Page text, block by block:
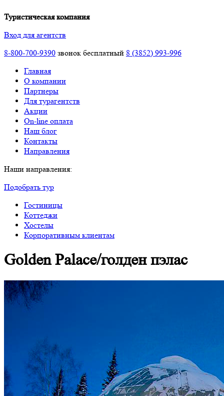
Туристическая компания
Вход для агентств
8-800-700-9390 звонок бесплатный 8 (3852) 993-996
Главная
О компании
Партнеры
Для турагентств
Акции
On-line оплата
Наш блог
Контакты
Направления
Наши направления:
Подобрать тур
Гостиницы
Коттеджи
Хостелы
Корпоративным клиентам
Golden Palace/голден пэлас